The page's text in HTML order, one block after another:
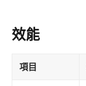
效能
項目